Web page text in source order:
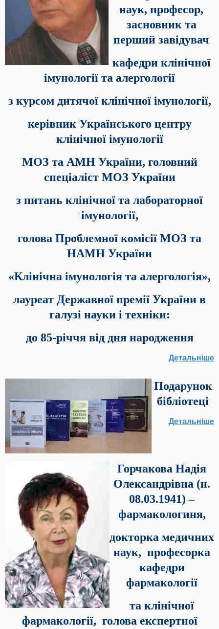
наук, професор,
засновник та
перший завідувач
кафедри клінічної
імунології та алергології
з курсом дитячої клінічної імунології,
керівник Українського центру
клінічної імунології
МОЗ та АМН України, головний
спеціаліст МОЗ України
з питань клінічної та лабораторної
імунології,
голова Проблемної комісії МОЗ та
НАМН України
«Клінічна імунологія та алергологія»,
лауреат Державної премії України в
галузі науки і техніки:
до 85-річчя від дня народження
Детальніше
Подарунок
бібліотеці
Детальніше
Горчакова Надія
Олександрівна (н.
08.03.1941) –
фармакологиня,
докторка медичних
наук, професорка
кафедри
фармакології
та клінічної
фармакології, голова експертної